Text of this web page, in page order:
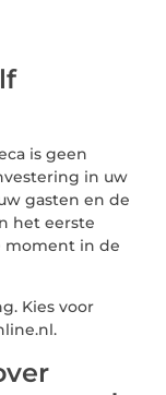
is geen
in uw
gasten en de
het eerste
moment in de
Kies voor